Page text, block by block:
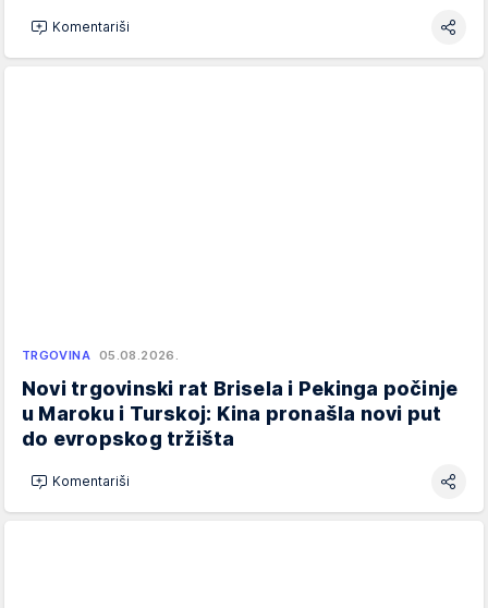
Komentariši
TRGOVINA 05.08.2026.
Novi trgovinski rat Brisela i Pekinga počinje
u Maroku i Turskoj: Kina pronašla novi put
do evropskog tržišta
Komentariši